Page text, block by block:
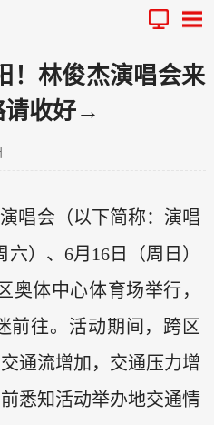
！林俊杰演唱会来
请收好→
唱会（以下简称：演唱
）、6月16日（周日）
奥体中心体育场举行，
前往。活动期间，跨区
通流增加，交通压力增
悉知活动举办地交通情